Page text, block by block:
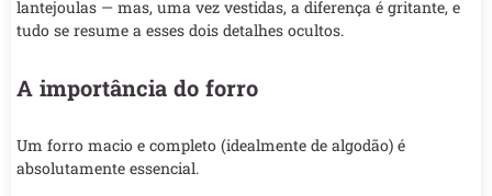
lantejoulas — mas, uma vez vestidas, a diferença é gritante, e
tudo se resume a esses dois detalhes ocultos.
A importância do forro
Um forro macio e completo (idealmente de algodão) é
absolutamente essencial.